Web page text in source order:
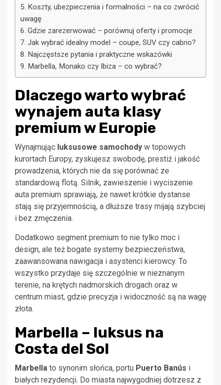
Koszty, ubezpieczenia i formalności – na co zwrócić
uwagę
Gdzie zarezerwować – porównuj oferty i promocje
Jak wybrać idealny model – coupe, SUV czy cabrio?
Najczęstsze pytania i praktyczne wskazówki
Marbella, Monako czy Ibiza – co wybrać?
Dlaczego warto wybrać
wynajem auta klasy
premium w Europie
Wynajmując luksusowe samochody w topowych
kurortach Europy, zyskujesz swobodę, prestiż i jakość
prowadzenia, których nie da się porównać ze
standardową flotą. Silnik, zawieszenie i wyciszenie
auta premium sprawiają, że nawet krótkie dystanse
stają się przyjemnością, a dłuższe trasy mijają szybciej
i bez zmęczenia.
Dodatkowo segment premium to nie tylko moc i
design, ale też bogate systemy bezpieczeństwa,
zaawansowana nawigacja i asystenci kierowcy. To
wszystko przydaje się szczególnie w nieznanym
terenie, na krętych nadmorskich drogach oraz w
centrum miast, gdzie precyzja i widoczność są na wagę
złota.
Marbella – luksus na
Costa del Sol
Marbella to synonim słońca, portu Puerto Banús i
białych rezydencji. Do miasta najwygodniej dotrzesz z